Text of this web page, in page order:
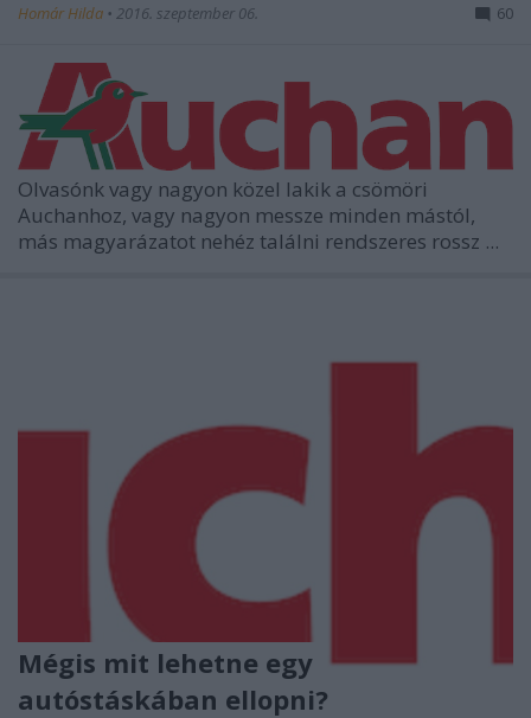
Homár Hilda • 2016. szeptember 06. 60
Olvasónk vagy nagyon közel lakik a csömöri
Auchanhoz, vagy nagyon messze minden mástól,
más magyarázatot nehéz találni rendszeres rossz ...
Mégis mit lehetne egy
autóstáskában ellopni?